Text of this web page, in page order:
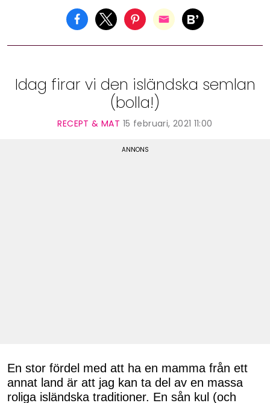
Idag firar vi den isländska semlan
(bolla!)
RECEPT & MAT 15 februari, 2021 11:00
En stor fördel med att ha en mamma från ett
annat land är att jag kan ta del av en massa
roliga isländska traditioner. En sån kul (och